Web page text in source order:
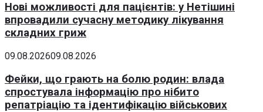
Нові можливості для пацієнтів: у Нетішині
впровадили сучасну методику лікування
складних гриж
09.08.202609.08.2026
Фейки, що грають на болю родин: влада
спростувала інформацію про нібито
репатріацію та ідентифікацію військових